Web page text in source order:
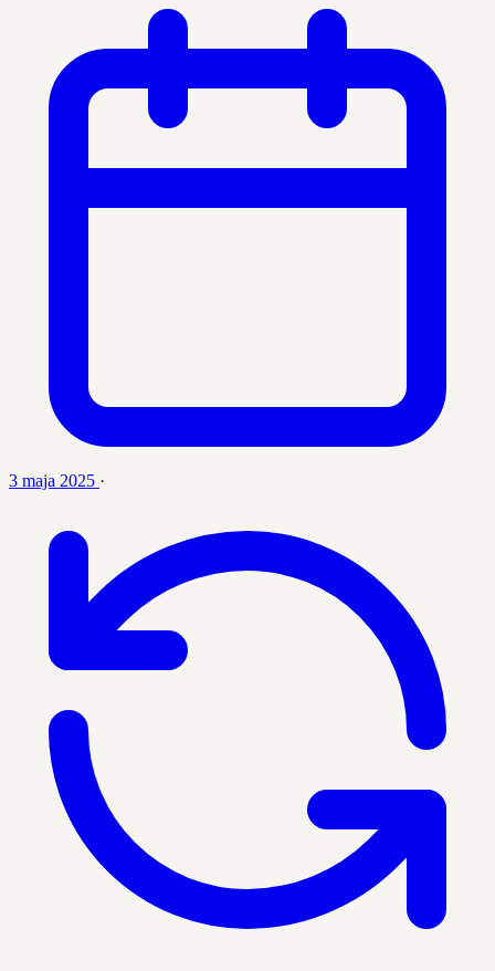
3 maja 2025 ·